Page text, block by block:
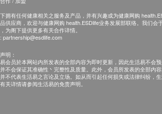
拥有任何健康相关之服务及产品，并有兴趣成为健康网购
供应商，欢迎与健康网购 health.ESDlife业务发展部联络。我们会
为阁下提供更多有关合作详情。
partnership@esdlife.com
明：
会员於本网站内所发表的全部内容为即时更新，因此生活易不会
不会保证其准确性丶完整性及质量。此外，会员所发表的全部内
不代表生活易之言论及立场。如从而引起任何损失或法律纠纷，
关详情请参阅生活易的免责声明。